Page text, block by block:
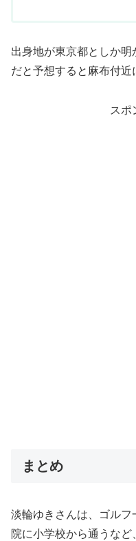
出身地が東京都としか
だと予想すると麻布付近
スポ
まとめ
淡輪ゆきさんは、ゴル
院に小学校から通うな